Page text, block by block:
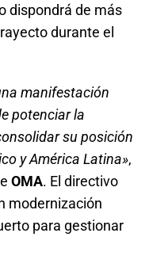
dispondrá de más
durante el
manifestación
potenciar la
su posición
y América Latina»,
OMA. El directivo
modernización
para gestionar